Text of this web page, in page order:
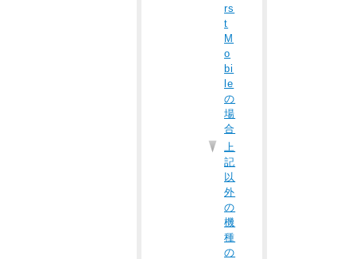
rs
t
M
o
bi
le
の
場
合
上
記
以
外
の
機
種
の